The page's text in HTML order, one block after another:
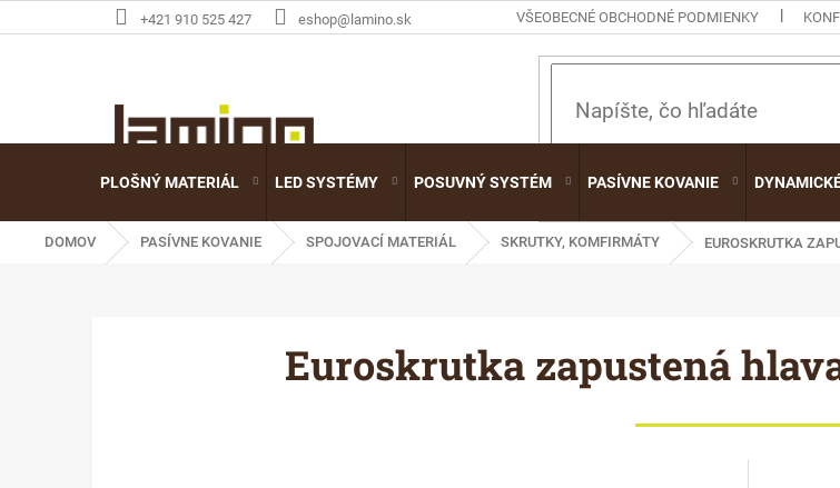
na
+421 910 525 427 eshop@lamino.sk VŠEOBECNÉ OBCHODNÉ PODMIENKY
HĽADAŤ
PLOŠNÝ MATERIÁL LED SYSTÉMY POSUVNÝ SYSTÉM PASÍVNE KOVANIE
DOMOV PASÍVNE KOVANIE SPOJOVACÍ MATERIÁL SKRUTKY, KOMFIRMÁTY EUROSKRUTKA
Euroskrutka zapustená